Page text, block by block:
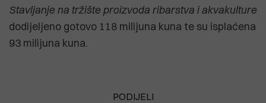
Stavljanje na tržište proizvoda ribarstva i akvakulture
dodijeljeno gotovo 118 milijuna kuna te su isplaćena
93 milijuna kuna.
PODIJELI